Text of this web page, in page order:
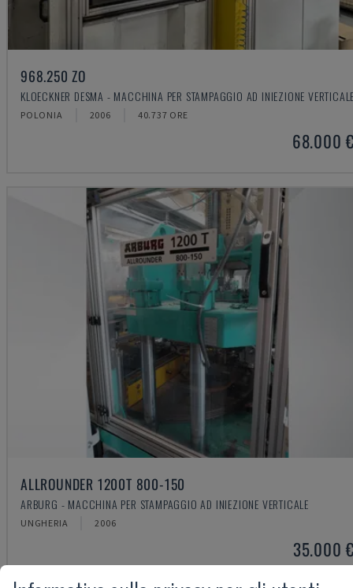
968.250 ZO
KLOECKNER DESMA - MACCHINA PER STAMPAGGIO AD INIEZIONE
POLONIA 2006 40.737 ORE
68.000
ALLROUNDER 1200T 800-150
ARBURG - MACCHINA PER STAMPAGGIO AD INIEZIONE VERTICALE
UNGHERIA 2006
35.000